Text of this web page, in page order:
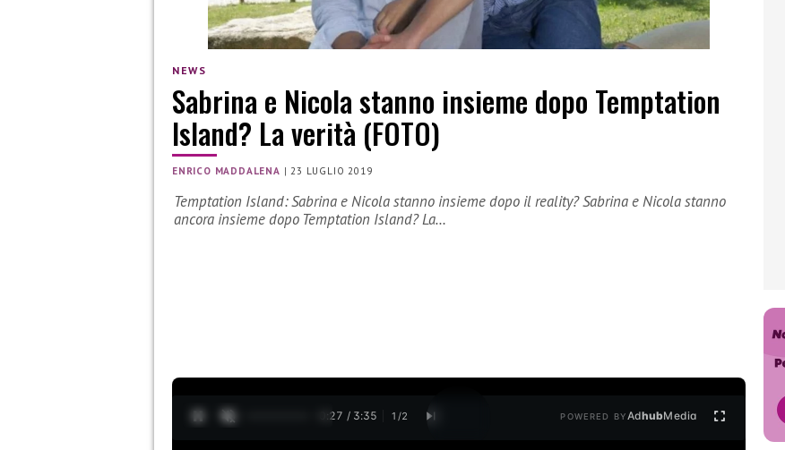
NEWS
Sabrina e Nicola stanno insieme dopo Temptation
Island? La verità (FOTO)
ENRICO MADDALENA |23 LUGLIO 2019
Temptation Island: Sabrina e Nicola stanno insieme dopo il reality? Sabrina e Nicola stanno
ancora insieme dopo Temptation Island? La…
0:28 / 3:35 1 /2 POWERED BYAdhubMedia